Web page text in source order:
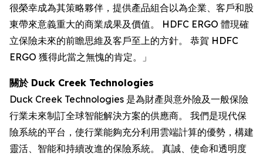
很榮幸成為其策略夥伴，提供產品組合以為企業、客戶和股
東帶來意義重大的商業成果及價值。 HDFC ERGO 體現確
立保險未來的前瞻思維及客戶至上的方針。 恭賀 HDFC
ERGO 獲得此當之無愧的肯定。」
關於 Duck Creek Technologies
Duck Creek Technologies 是為財產與意外險及一般保險
行業未來制訂全球智能解決方案的供應商。 我們是現代保
險系統的平台，使行業能夠充分利用雲端計算的優勢，構建
靈活、智能和持續改進的保險系統。 真誠、使命和透明度